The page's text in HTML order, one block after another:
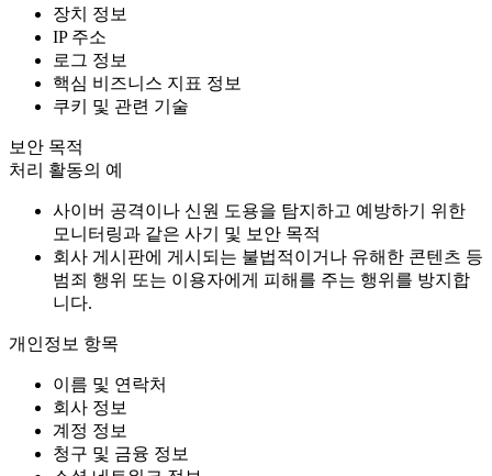
장치 정보
IP 주소
로그 정보
핵심 비즈니스 지표 정보
쿠키 및 관련 기술
보안 목적
처리 활동의 예
사이버 공격이나 신원 도용을 탐지하고 예방하기 위한
모니터링과 같은 사기 및 보안 목적
회사 게시판에 게시되는 불법적이거나 유해한 콘텐츠 등
범죄 행위 또는 이용자에게 피해를 주는 행위를 방지합
니다.
개인정보 항목
이름 및 연락처
회사 정보
계정 정보
청구 및 금융 정보